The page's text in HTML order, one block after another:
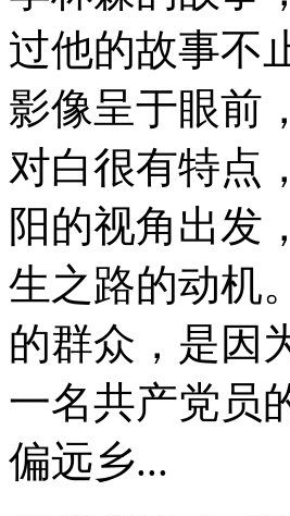
过他的故事不
影像呈于眼前
对白很有特点
阳的视角出发
生之路的动机
的群众，是因
一名共产党员
偏远乡...